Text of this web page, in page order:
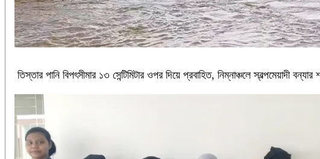
‎তিস্তার পানি বিপৎসীমার ১৩ সেন্টিমিটার ওপর দিয়ে প্রবাহিত, নিম্নাঞ্চলে স্বল্পমেয়াদী বন্যার